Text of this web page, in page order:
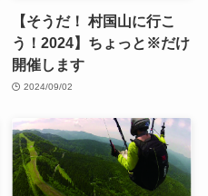
【そうだ！ 村国山に行こ
う！2024】ちょっと※だけ
開催します
2024/09/02